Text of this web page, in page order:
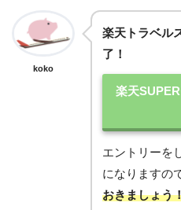
koko
楽天トラベル
了！
楽天
エントリーを
になりますの
おきましょう